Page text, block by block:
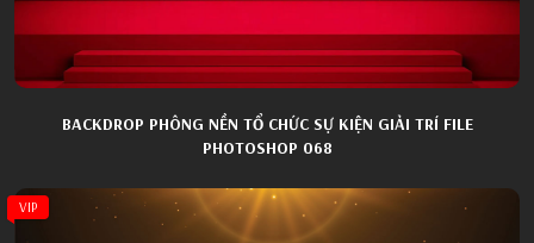
BACKDROP PHÔNG NỀN TỔ CHỨC SỰ KIỆN GIẢI TRÍ FILE
PHOTOSHOP 068
VIP